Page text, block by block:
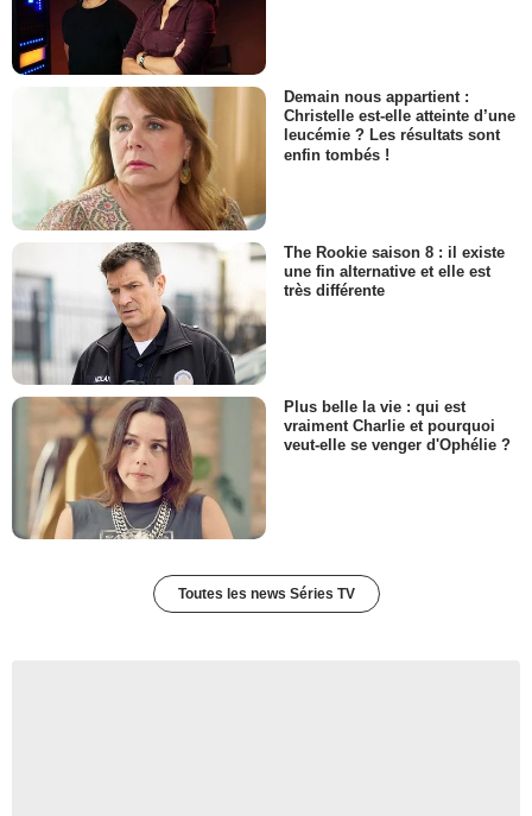
Demain nous appartient :
Christelle est-elle atteinte d’une
leucémie ? Les résultats sont
enfin tombés !
The Rookie saison 8 : il existe
une fin alternative et elle est
très différente
Plus belle la vie : qui est
vraiment Charlie et pourquoi
veut-elle se venger d'Ophélie ?
Toutes les news Séries TV